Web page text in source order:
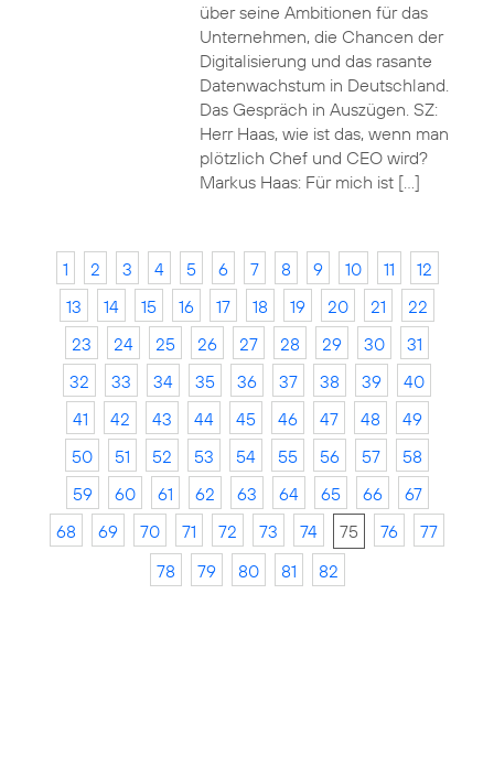
über seine Ambitionen für das
Unternehmen, die Chancen der
Digitalisierung und das rasante
Datenwachstum in Deutschland.
Das Gespräch in Auszügen. SZ:
Herr Haas, wie ist das, wenn man
plötzlich Chef und CEO wird?
Markus Haas: Für mich ist […]
1 2 3 4 5 6 7 8 9 10 11
12
13
14 15 16 17 18 19 20 21
22
23
24 25 26 27 28 29 30
31
32
33 34 35 36 37 38 39
40
41
42 43 44 45 46 47 48
49
50
51 52 53 54 55 56 57
58
59
60 61 62 63 64 65 66
67
68
69 70 71 72 73 74 75 76
77
78
79 80 81 82